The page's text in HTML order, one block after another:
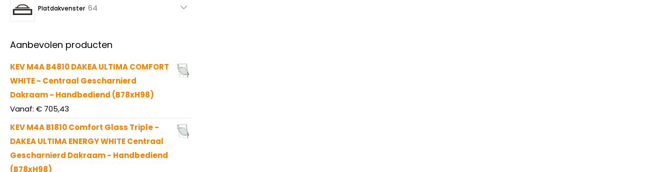
Platdakvenster 64
Aanbevolen producten
KEV M4A B4810 DAKEA ULTIMA COMFORT
WHITE - Centraal Gescharnierd
Dakraam - Handbediend (B78xH98)
Vanaf: € 705,43
KEV M4A B1810 Comfort Glass Triple -
DAKEA ULTIMA ENERGY WHITE Centraal
Gescharnierd Dakraam - Handbediend
(B78xH98)